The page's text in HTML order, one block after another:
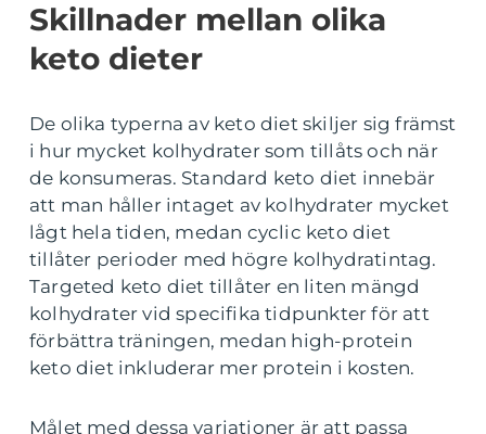
Skillnader mellan olika
keto dieter
De olika typerna av keto diet skiljer sig främst
i hur mycket kolhydrater som tillåts och när
de konsumeras. Standard keto diet innebär
att man håller intaget av kolhydrater mycket
lågt hela tiden, medan cyclic keto diet
tillåter perioder med högre kolhydratintag.
Targeted keto diet tillåter en liten mängd
kolhydrater vid specifika tidpunkter för att
förbättra träningen, medan high-protein
keto diet inkluderar mer protein i kosten.
Målet med dessa variationer är att passa